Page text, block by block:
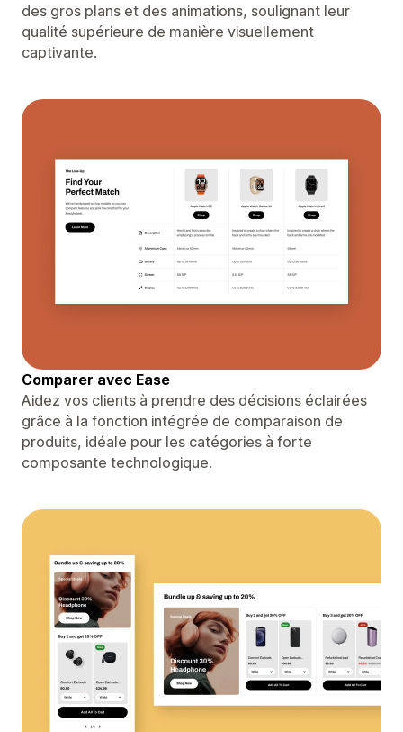
des gros plans et des animations, soulignant leur
qualité supérieure de manière visuellement
captivante.
Comparer avec Ease
Aidez vos clients à prendre des décisions éclairées
grâce à la fonction intégrée de comparaison de
produits, idéale pour les catégories à forte
composante technologique.